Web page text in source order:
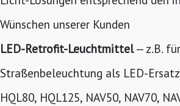
Wünschen unserer Kunden
LED-Retrofit-Leuchtmittel— z.B. für
Straßenbeleuchtung als LED-
HQL80, HQL125, NAV50, NAV70,